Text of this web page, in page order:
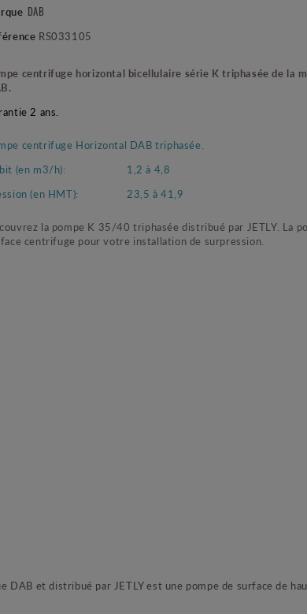
DAB
RS033105
centrifuge horizontal bicellulaire série K triphasée de la
2 ans.
centrifuge Horizontal DAB triphasée.
(en m3/h):
1,2 à 4,8
(en HMT):
23,5 à 41,9
la pompe K 35/40 triphasée distribué par JETLY. La
centrifuge pour votre installation de surpression.
et distribué par JETLY est une pompe de surface de